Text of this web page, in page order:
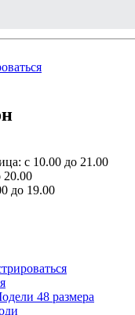
с 10.00 до 21.00
20.00
до 19.00
48 размера